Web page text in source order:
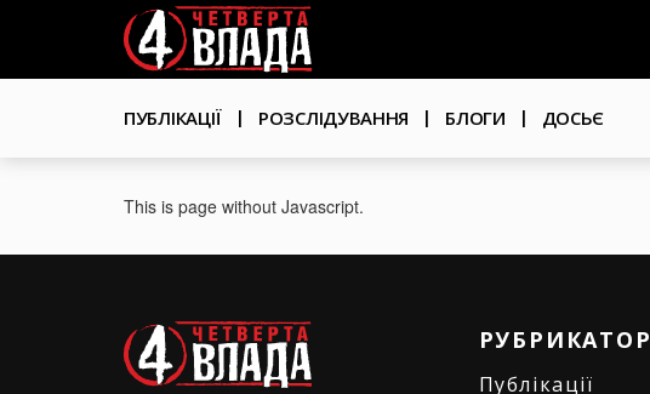
вмісту
User
account
menu
Основна
навіґація
ПУБЛІКАЦІЇ РОЗСЛІДУВАННЯ БЛОГИ ДОСЬЄ
This is page without Javascript.
РУБРИКАТОР
Публікації